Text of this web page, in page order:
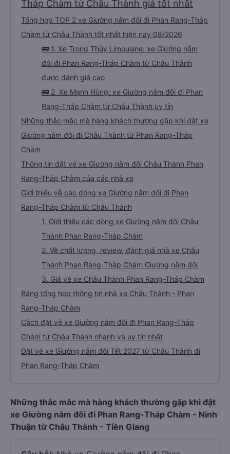
dừng xe thường xuyên theo lịch trình, đặc biệt là vì tôi dự định sẽ đi tuyến
Tháp Chàm từ Châu Thành giá tốt nhất
Tổng hợp TOP 2 xe Giường nằm đôi đi Phan Rang-Tháp
Chàm từ Châu Thành tốt nhất hiện nay 08/2026
🚌 1. Xe Trọng Thủy Limousine: xe Giường nằm
đôi đi Phan Rang-Tháp Chàm từ Châu Thành
được đánh giá cao
🚌 2. Xe Mạnh Hùng: xe Giường nằm đôi đi Phan
Rang-Tháp Chàm từ Châu Thành uy tín
Những thắc mắc mà hàng khách thường gặp khi đặt xe
Giường nằm đôi đi Châu Thành từ Phan Rang-Tháp
Chàm
Thông tin đặt vé xe Giường nằm đôi Châu Thành Phan
Rang-Tháp Chàm của các nhà xe
Giới thiệu về các dòng xe Giường nằm đôi đi Phan
Rang-Tháp Chàm từ Châu Thành
1. Giới thiệu các dòng xe Giường nằm đôi Châu
Thành Phan Rang-Tháp Chàm
2. Về chất lượng, review, đánh giá nhà xe Châu
Thành Phan Rang-Tháp Chàm Giường nằm đôi
3. Giá vé xe Châu Thành Phan Rang-Tháp Chàm
Bảng tổng hợp thông tin nhà xe Châu Thành - Phan
Rang-Tháp Chàm
Cách đặt vé xe Giường nằm đôi đi Phan Rang-Tháp
Chàm từ Châu Thành nhanh và uy tín nhất
Đặt vé xe Giường nằm đôi Tết 2027 từ Châu Thành đi
Phan Rang-Tháp Chàm
Những thắc mắc mà hàng khách thường gặp khi đặt
xe Giường nằm đôi đi Phan Rang-Tháp Chàm - Ninh
Thuận từ Châu Thành - Tiền Giang